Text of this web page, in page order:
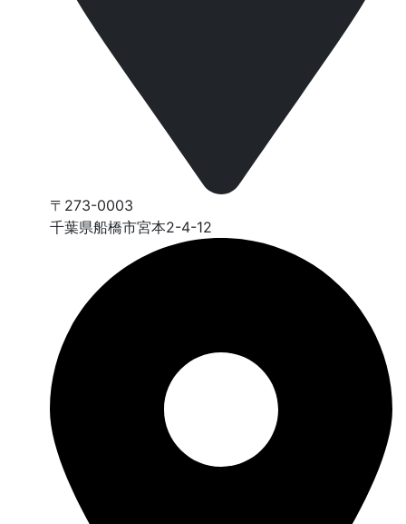
〒273-0003
千葉県船橋市宮本2-4-12